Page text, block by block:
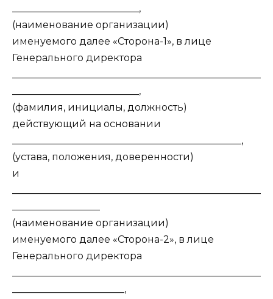
__________________________,
(наименование организации)
именуемого далее «Сторона-1», в лице
Генерального директора
__________________________,
(фамилия, инициалы, должность)
действующий на основании
_______________________________________________,
(устава, положения, доверенности)
и
(наименование организации)
именуемого далее «Сторона-2», в лице
Генерального директора
_______________________,